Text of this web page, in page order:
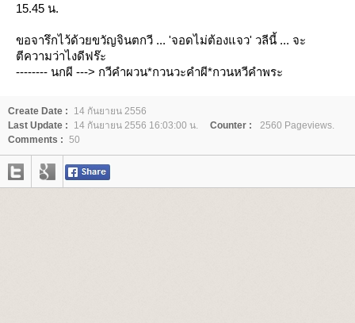
15.45 น.
ขอจารึกไว้ด้วยขวัญจินตกวี ... 'จอดไม่ต้องแจว' วลีนี้ ... จะ
ตีความว่าไงดีฟร๊ะ
-------- นกผี ---> กวีคำผวน*กวนวะคำผี*กวนหวีคำพระ
Create Date :
14 กันยายน 2556
Last Update :
14 กันยายน 2556 16:03:00 น. Counter :
2560 Pageviews.
Comments : 50